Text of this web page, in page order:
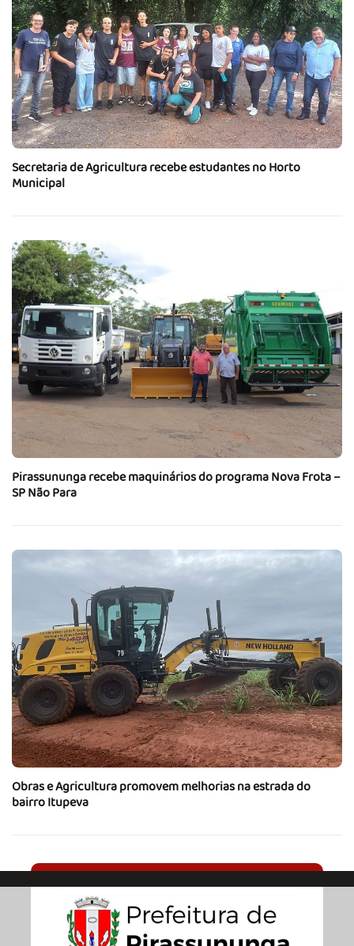
Secretaria de Agricultura recebe estudantes no Horto
Municipal
Pirassununga recebe maquinários do programa Nova Frota –
SP Não Para
Obras e Agricultura promovem melhorias na estrada do
bairro Itupeva